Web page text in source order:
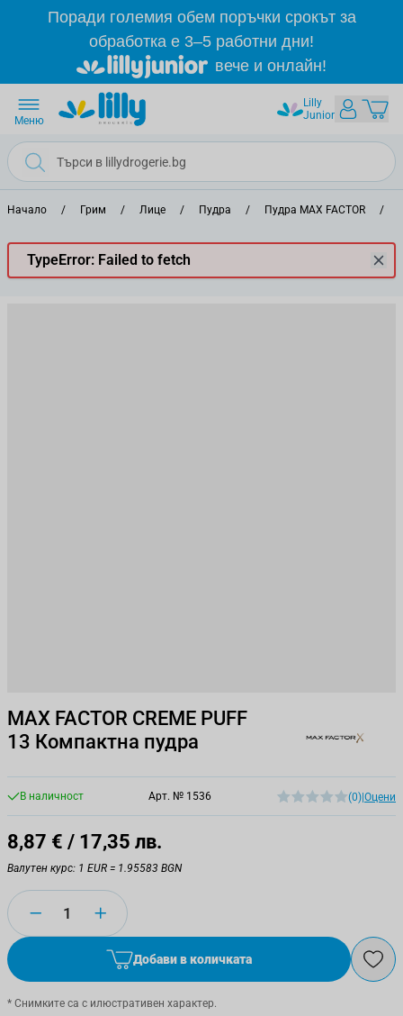
Прескачане към съдържанието
Поради големия обем поръчки срокът за
обработка е 3–5 работни дни!
вече и онлайн!
Lilly
Junior
Меню
Начало / Грим / Лице / Пудра / Пудра MAX FACTOR /
TypeError: Failed to fetch
MAX FACTOR CREME PUFF
13 Компактна пудра
В наличност Арт. № 1536 (0)|Оцени
8,87 € / 17,35 лв.
Валутен курс: 1 EUR = 1.95583 BGN
Количество
Добави в количката
* Снимките са с илюстративен характер.